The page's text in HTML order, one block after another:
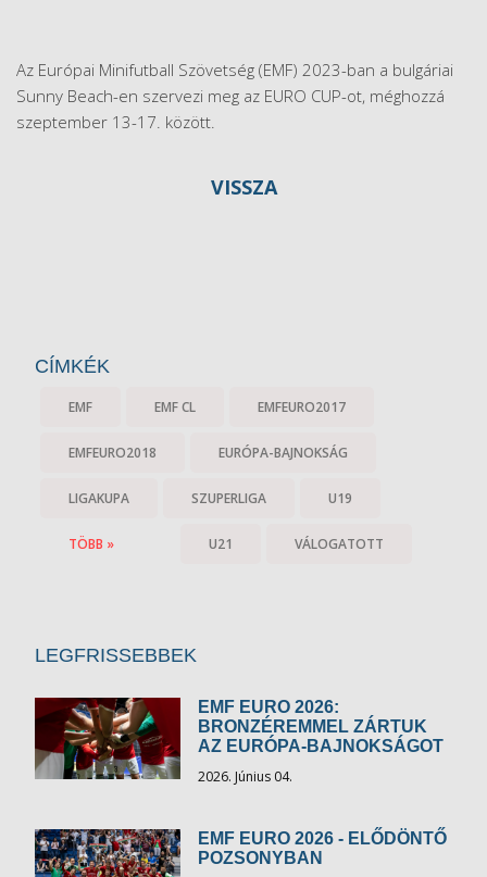
Az Európai Minifutball Szövetség (EMF) 2023-ban a bulgáriai
Sunny Beach-en szervezi meg az EURO CUP-ot, méghozzá
szeptember 13-17. között.
VISSZA
CÍMKÉK
EMF EMF CL EMFEURO2017
EMFEURO2018 EURÓPA-BAJNOKSÁG
LIGAKUPA SZUPERLIGA U19
U21 VÁLOGATOTT
TÖBB »
LEGFRISSEBBEK
EMF EURO 2026:
BRONZÉREMMEL ZÁRTUK
AZ EURÓPA-BAJNOKSÁGOT
2026. Június 04.
EMF EURO 2026 - ELŐDÖNTŐ
POZSONYBAN